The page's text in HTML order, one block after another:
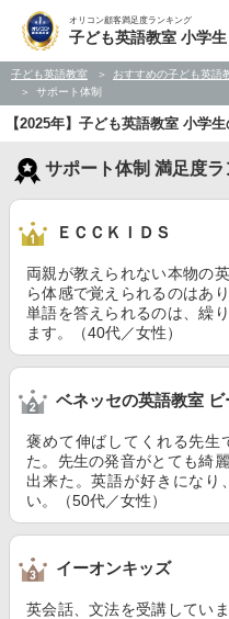
オリコン顧客満足度ランキング
子ども英語教室 小学生
子ども英語教室 おすすめの子ども英語
サポート体制
【2025年】子ども英語教室 小学
サポート体制 満足度
ＥＣＣＫＩＤＳ
両親が教えられない本物の
ら体感で覚えられるのはあ
単語を答えられるのは、繰
ます。（40代／女性）
ベネッセの英語教室 ビ
褒めて伸ばしてくれる先生
た。先生の発音がとても綺
出来た。英語が好きになり
い。（50代／女性）
イーオンキッズ
英会話、文法を受講してい